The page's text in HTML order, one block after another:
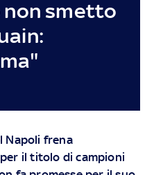
non smetto
Napoli frena
il titolo di campioni